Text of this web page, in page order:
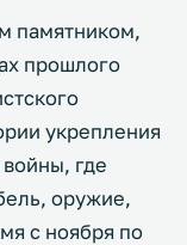
памятником,
прошлого
укрепления
где
оружие,
с ноября по